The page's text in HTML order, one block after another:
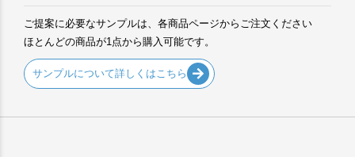
ご提案に必要なサンプルは、各商品ページからご注文ください
ほとんどの商品が1点から購入可能です。
サンプルについて詳しくはこちら